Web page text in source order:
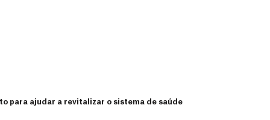
para ajudar a revitalizar o sistema de saúde